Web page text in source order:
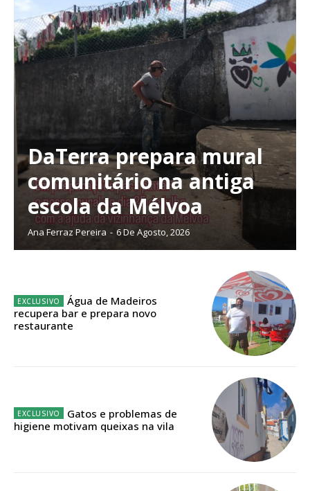
Planos de Assinatura
Faça-se assinante do Região de Cister e ajude-nos a manter este serviço
público!
Sendo assinante terá acesso a todos os conteúdos exclusivos e versões
digitais.
Escolha o plano de assinatura desejado:
ASSINATURA
Edição em papel entregue à Quinta-feira em sua
DaTerra prepara mural
comunitário na antiga
escola da Mélvoa
Ana Ferraz Pereira - 6 De Agosto, 2026
Água de Madeiros
recupera bar e prepara novo
restaurante
Gatos e problemas de
higiene motivam queixas na vila